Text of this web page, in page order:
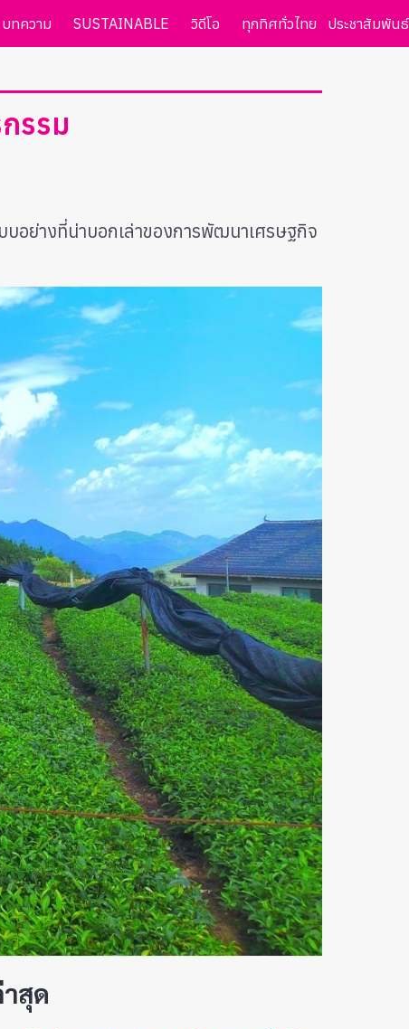
บทความ SUSTAINABLE วิดีโอ ทุกทิศทั่วไทย ประชาสัมพันธ์
รรม
อย่างที่น่าบอกเล่าของการพัฒนาเศรษฐกิจ
สุด